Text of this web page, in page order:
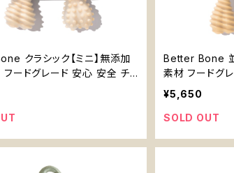
クラシック【ミニ】無添加
ードグレード 安心 安全 チ
Better Bone 並
素材 フードグ
イ 優しい 噛
¥5,650
SOLD OUT